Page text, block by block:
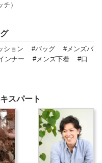
）
ション #バッグ
#メンズバ
ンナー #メンズ下着
#口
スパート